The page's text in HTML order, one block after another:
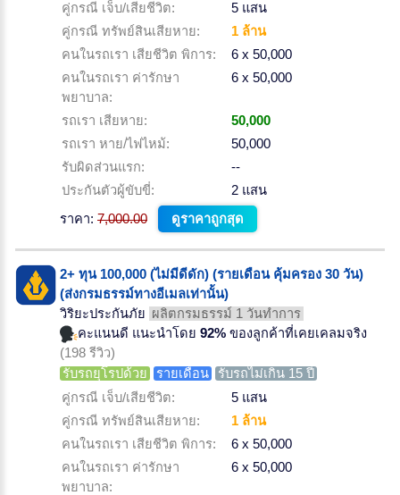
คู่กรณี เจ็บ/เสียชีวิต:
5 แสน
คู่กรณี ทรัพย์สินเสียหาย:
1 ล้าน
คนในรถเรา เสียชีวิต พิการ:
6 x 50,000
คนในรถเรา ค่ารักษา
พยาบาล:
6 x 50,000
รถเรา เสียหาย:
50,000
รถเรา หาย/ไฟไหม้:
50,000
รับผิดส่วนแรก:
--
ประกันตัวผู้ขับขี่:
2 แสน
ราคา: 7,000.00 ดูราคาถูกสุด
2+ ทุน 100,000 (ไม่มีดีดัก) (รายเดือน คุ้มครอง 30 วัน)
(ส่งกรมธรรม์ทางอีเมลเท่านั้น)
วิริยะประกันภัย ผลิตกรมธรรม์ 1 วันทำการ
คะแนนดี แนะนำโดย 92% ของลูกค้าที่เคยเคลมจริง
(198 รีวิว)
รับรถยุโรปด้วย
รายเดือน
รับรถไม่เกิน 15 ปี
คู่กรณี เจ็บ/เสียชีวิต:
5 แสน
คู่กรณี ทรัพย์สินเสียหาย:
1 ล้าน
คนในรถเรา เสียชีวิต พิการ:
6 x 50,000
คนในรถเรา ค่ารักษา
พยาบาล:
6 x 50,000